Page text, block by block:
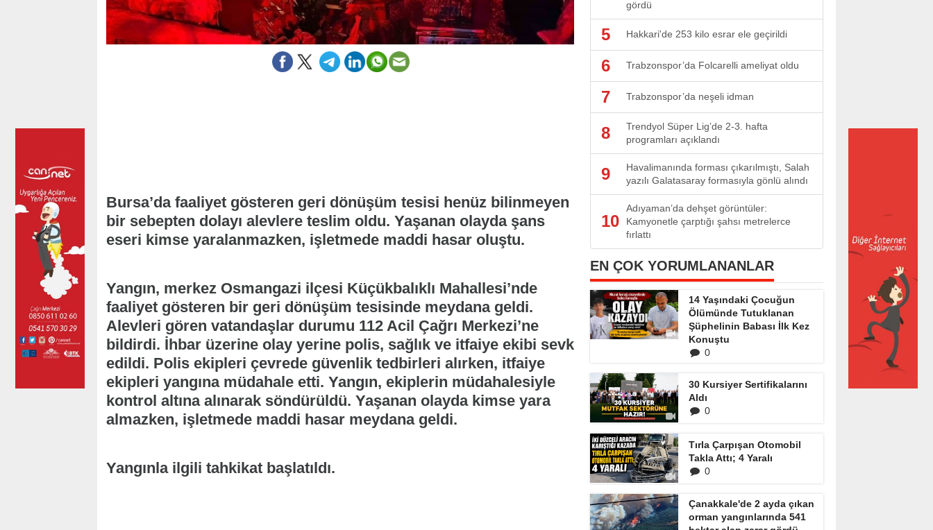
Bursa’da faaliyet gösteren geri dönüşüm tesisi henüz bilinmeyen
bir sebepten dolayı alevlere teslim oldu. Yaşanan olayda şans
eseri kimse yaralanmazken, işletmede maddi hasar oluştu.
Yangın, merkez Osmangazi ilçesi Küçükbalıklı Mahallesi’nde
faaliyet gösteren bir geri dönüşüm tesisinde meydana geldi.
Alevleri gören vatandaşlar durumu 112 Acil Çağrı Merkezi’ne
bildirdi. İhbar üzerine olay yerine polis, sağlık ve itfaiye ekibi sevk
edildi. Polis ekipleri çevrede güvenlik tedbirleri alırken, itfaiye
ekipleri yangına müdahale etti. Yangın, ekiplerin müdahalesiyle
kontrol altına alınarak söndürüldü. Yaşanan olayda kimse yara
almazken, işletmede maddi hasar meydana geldi.
Yangınla ilgili tahkikat başlatıldı.
gördü
5 Hakkari'de 253 kilo esrar ele geçirildi
6 Trabzonspor’da Folcarelli ameliyat oldu
7 Trabzonspor’da neşeli idman
8
Trendyol Süper Lig’de 2-3. hafta
programları açıklandı
9
Havalimanında forması çıkarılmıştı, Salah
yazılı Galatasaray formasıyla gönlü alındı
10
Adıyaman’da dehşet görüntüler:
Kamyonetle çarptığı şahsı metrelerce
fırlattı
EN ÇOK YORUMLANANLAR
14 Yaşındaki Çocuğun
Ölümünde Tutuklanan
Şüphelinin Babası İlk Kez
Konuştu
0
30 Kursiyer Sertifikalarını
Aldı
0
Tırla Çarpışan Otomobil
Takla Attı; 4 Yaralı
0
Çanakkale'de 2 ayda çıkan
orman yangınlarında 541